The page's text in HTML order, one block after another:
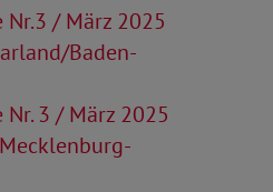
Nr.3 / März 2025
Baden-
Nr. 3 / März 2025